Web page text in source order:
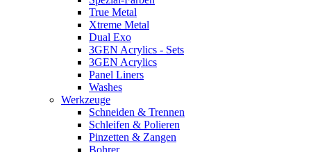
True Metal
Xtreme Metal
Dual Exo
3GEN Acrylics - Sets
3GEN Acrylics
Panel Liners
Washes
Werkzeuge
Schneiden & Trennen
Schleifen & Polieren
Pinzetten & Zangen
Bohrer